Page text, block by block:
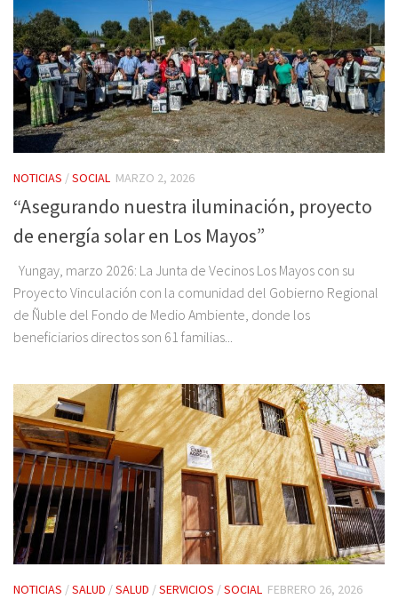
NOTICIAS /SOCIAL MARZO 2, 2026
“Asegurando nuestra iluminación, proyecto
de energía solar en Los Mayos”
Yungay, marzo 2026: La Junta de Vecinos Los Mayos con su
Proyecto Vinculación con la comunidad del Gobierno Regional
de Ñuble del Fondo de Medio Ambiente, donde los
beneficiarios directos son 61 familias...
NOTICIAS /SALUD /SALUD /SERVICIOS /SOCIAL FEBRERO 26, 2026